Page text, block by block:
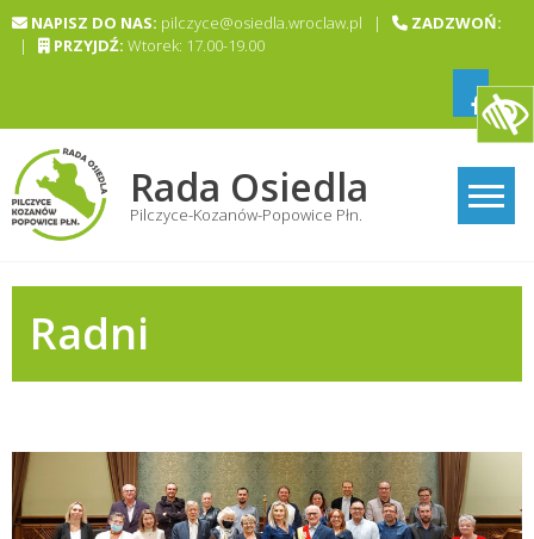
Skip NAPISZ DO NAS: pilczyce@osiedla.wroclaw.pl |
ZADZWOŃ:
|
PRZYJDŹ: Wtorek: 17.00-19.00
Rada Osiedla
Pilczyce-Kozanów-Popowice Płn.
Radni